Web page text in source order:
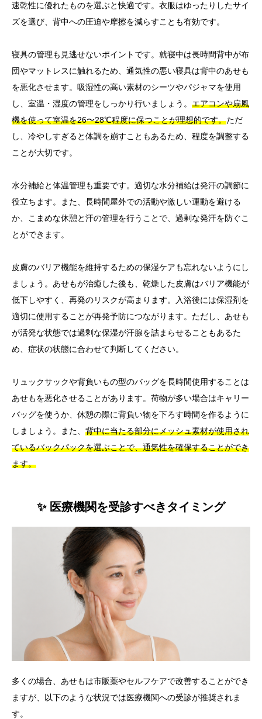
速乾性に優れたものを選ぶと快適です。衣服はゆったりしたサイ
ズを選び、背中への圧迫や摩擦を減らすことも有効です。
寝具の管理も見逃せないポイントです。就寝中は長時間背中が布
団やマットレスに触れるため、通気性の悪い寝具は背中のあせも
を悪化させます。吸湿性の高い素材のシーツやパジャマを使用
し、室温・湿度の管理をしっかり行いましょう。 エアコンや扇風
機を使って室温を26〜28℃程度に保つことが理想的です。ただ
し、冷やしすぎると体調を崩すこともあるため、程度を調整する
ことが大切です。
水分補給と体温管理も重要です。適切な水分補給は発汗の調節に
役立ちます。また、長時間屋外での活動や激しい運動を避ける
か、こまめな休憩と汗の管理を行うことで、過剰な発汗を防ぐこ
とができます。
皮膚のバリア機能を維持するための保湿ケアも忘れないようにし
ましょう。あせもが治癒した後も、乾燥した皮膚はバリア機能が
低下しやすく、再発のリスクが高まります。入浴後には保湿剤を
適切に使用することが再発予防につながります。ただし、あせも
が活発な状態では過剰な保湿が汗腺を詰まらせることもあるた
め、症状の状態に合わせて判断してください。
リュックサックや背負いもの型のバッグを長時間使用することは
あせもを悪化させることがあります。荷物が多い場合はキャリー
バッグを使うか、休憩の際に背負い物を下ろす時間を作るように
しましょう。また、 背中に当たる部分にメッシュ素材が使用され
ているバックパックを選ぶことで、通気性を確保することができ
ます。
✨ 医療機関を受診すべきタイミング
多くの場合、あせもは市販薬やセルフケアで改善することができ
ますが、以下のような状況では医療機関への受診が推奨されま
す。